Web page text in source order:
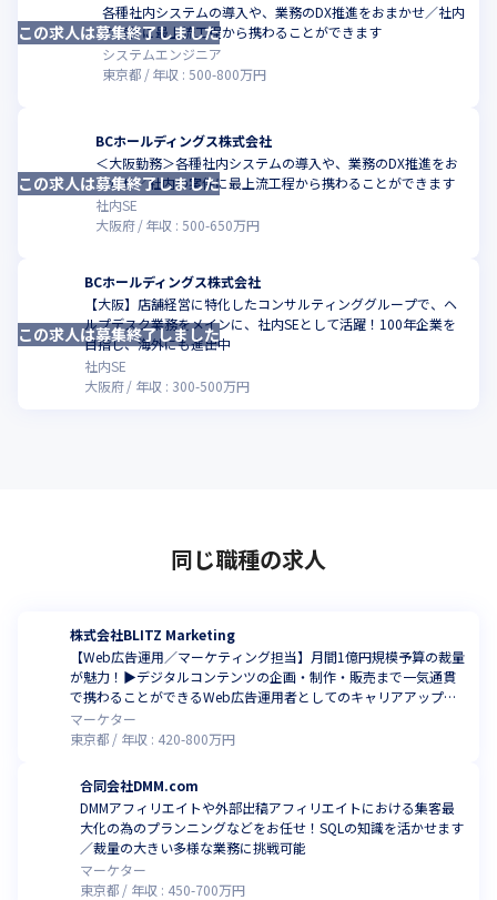
各種社内システムの導入や、業務のDX推進をおまかせ／社内
の案件に最上流工程から携わることができます
システムエンジニア
東京都
年収 :500-800万円
この求人は募集終了しました
BCホールディングス株式会社
＜大阪勤務＞各種社内システムの導入や、業務のDX推進をお
まかせ／社内の案件に最上流工程から携わることができます
社内SE
大阪府
年収 :500-650万円
この求人は募集終了しました
BCホールディングス株式会社
【大阪】店舗経営に特化したコンサルティンググループで、ヘ
ルプデスク業務をメインに、社内SEとして活躍！100年企業を
目指し、海外にも進出中
社内SE
大阪府
年収 : 300-500万円
この求人は募集終了しました
同じ職種の求人
株式会社BLITZ Marketing
【Web広告運用／マーケティング担当】月間1億円規模予算の裁量
が魅力！▶デジタルコンテンツの企画・制作・販売まで一気通貫
で携わることができるWeb広告運用者としてのキャリアアップを
目指しませんか？
マーケター
東京都
年収 : 420-800万円
合同会社DMM.com
DMMアフィリエイトや外部出稿アフィリエイトにおける集客最
大化の為のプランニングなどをお任せ！SQLの知識を活かせます
／裁量の大きい多様な業務に挑戦可能
マーケター
東京都
年収 : 450-700万円